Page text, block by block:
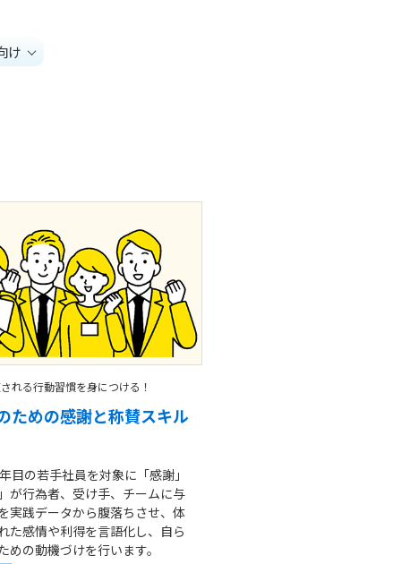
け
れる行動習慣を身につける！
ための感謝と称賛スキル
目の若手社員を対象に「感謝」
が行為者、受け手、チームに与
実践データから腹落ちさせ、体
た感情や利得を言語化し、自ら
めの動機づけを行います。